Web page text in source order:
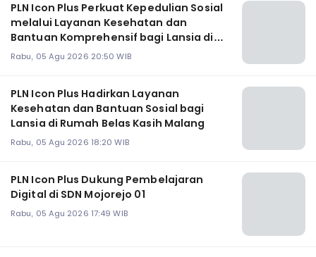
PLN Icon Plus Perkuat Kepedulian Sosial
melalui Layanan Kesehatan dan
Bantuan Komprehensif bagi Lansia di
Malang
Rabu, 05 Agu 2026 20:50 WIB
PLN Icon Plus Hadirkan Layanan
Kesehatan dan Bantuan Sosial bagi
Lansia di Rumah Belas Kasih Malang
Rabu, 05 Agu 2026 18:20 WIB
PLN Icon Plus Dukung Pembelajaran
Digital di SDN Mojorejo 01
Rabu, 05 Agu 2026 17:49 WIB